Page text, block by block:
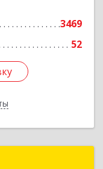
3469
52
компаний